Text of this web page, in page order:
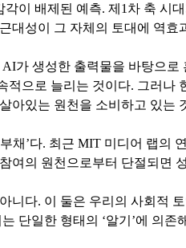
이 배제된 예측. 제1차 축 시
대성이 그 자체의 토대에 역
가 생성한 출력물을 바탕으
적으로 늘리는 것이다. 그러나
아있는 원천을 소비하고 있는
채’다. 최근 MIT 미디어 랩
여의 원천으로부터 단절되면
니다. 이 둘은 우리의 사회적
단일한 형태의 ‘알기’에 의